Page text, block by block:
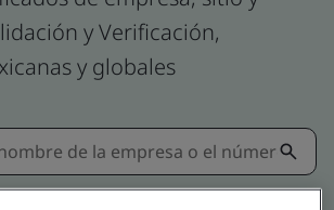
y Verificación,
y globales